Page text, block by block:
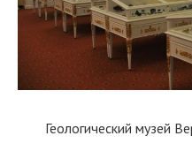
Геологический музей